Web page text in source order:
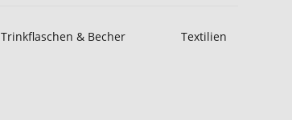
Trinkflaschen & Becher Textilien